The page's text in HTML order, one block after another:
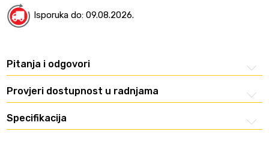
Isporuka do: 09.08.2026.
Pitanja i odgovori
Provjeri dostupnost u radnjama
Specifikacija